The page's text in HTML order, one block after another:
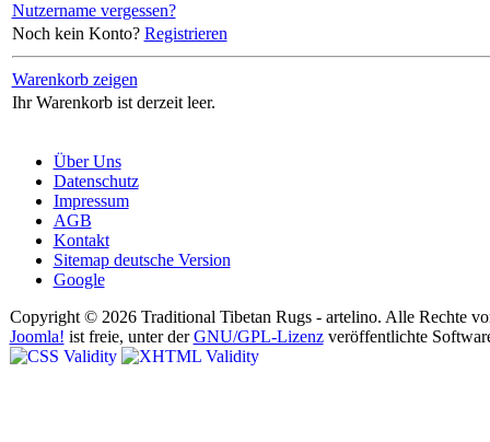
Nutzername vergessen?
Noch kein Konto? Registrieren
Warenkorb zeigen
Ihr Warenkorb ist derzeit leer.
Über Uns
Datenschutz
Impressum
AGB
Kontakt
Sitemap deutsche Version
Google
Copyright © 2026 Traditional Tibetan Rugs - artelino. Alle Rechte
Joomla! ist freie, unter derGNU/GPL-Lizenzveröffentlichte